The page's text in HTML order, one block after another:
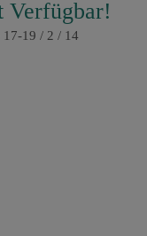
17-19 / 2 / 14